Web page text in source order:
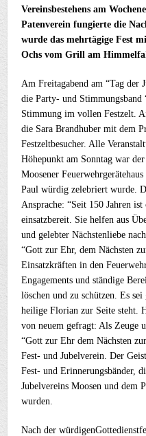
Vereinsbestehens am
Patenverein fungierte die
wurde das mehrtägige Fest
Ochs vom Grill am
Am Freitagabend am “Tag der
die Party- und Stimmungsband
Stimmung im vollen Festzelt.
die Sara Brandhuber mit dem
Festzeltbesucher. Alle
Höhepunkt am Sonntag war
Moosener
Paul würdig zelebriert wurde.
Ansprache: “Seit 150 Jahren
einsatzbereit. Sie helfen aus
und gelebter Nächstenliebe
“Gott zur Ehr, dem Nächsten
Einsatzkräften in den
Engagements und ständige
löschen und zu schützen. Es
heilige Florian zur Seite steht.
von neuem gefragt: Als Zeuge
“Gott zur Ehr dem Nächsten
Fest- und Jubelverein. Der
Fest- und Erinnerungsbänder,
Jubelvereins Moosen und dem
wurden.
Nach der